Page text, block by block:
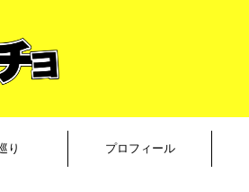
り プロフィール